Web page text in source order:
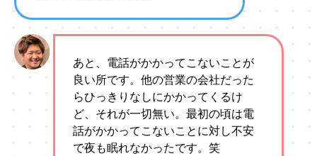
あと、電話がかかってこないことが
良い所です。他の営業の会社だった
らひっきりなしにかかってくるけ
ど、それが一切無い。最初の頃は電
話がかかってこないことに対し不安
で夜も眠れなかったです。笑